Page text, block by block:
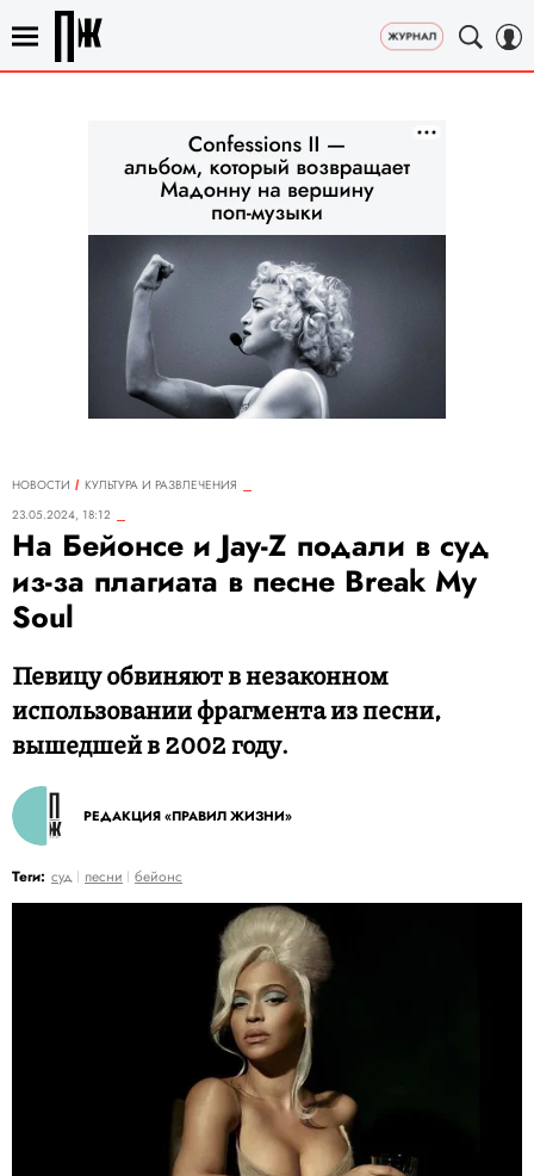
НОВОСТИ
КУЛЬТУРА И РАЗВЛЕЧЕНИЯ
23.05.2024, 18:12
На Бейонсе и Jay-Z подали в суд
из-за плагиата в песне Break My
Soul
Певицу обвиняют в незаконном
использовании фрагмента из песни,
вышедшей в 2002 году.
РЕДАКЦИЯ «ПРАВИЛ ЖИЗНИ»
Теги: суд песни бейонс